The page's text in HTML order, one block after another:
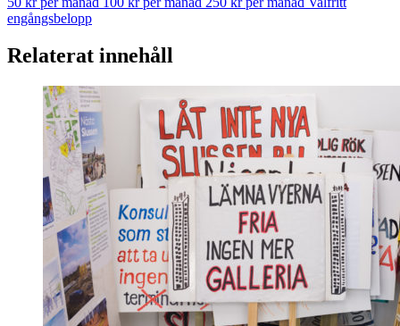
engångsbelopp
Relaterat innehåll